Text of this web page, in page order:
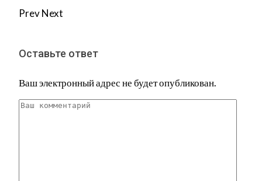
PrevNext
Оставьте ответ
Ваш электронный адрес не будет опубликован.